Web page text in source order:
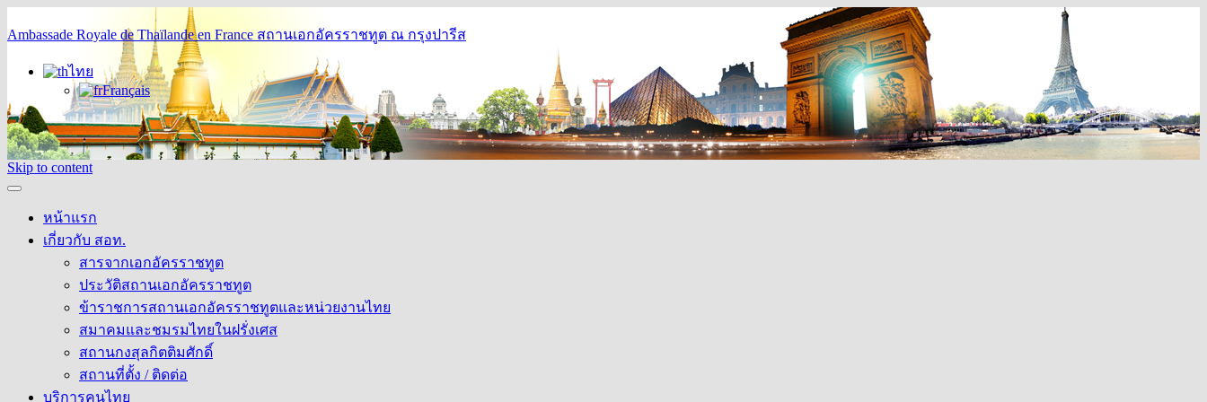
Ambassade Royale de Thaïlande en France สถานเอกอัครราชทูต ณ กรุงปารีส
ไทย
Français
Skip to content
หน้าแรก
เกี่ยวกับ สอท.
สารจากเอกอัครราชทูต
ประวัติสถานเอกอัครราชทูต
ข้าราชการสถานเอกอัครราชทูตและหน่วยงานไทย
สมาคมและชมรมไทยในฝรั่งเศส
สถานกงสุลกิตติมศักดิ์
สถานที่ตั้ง / ติดต่อ
บริการคนไทย